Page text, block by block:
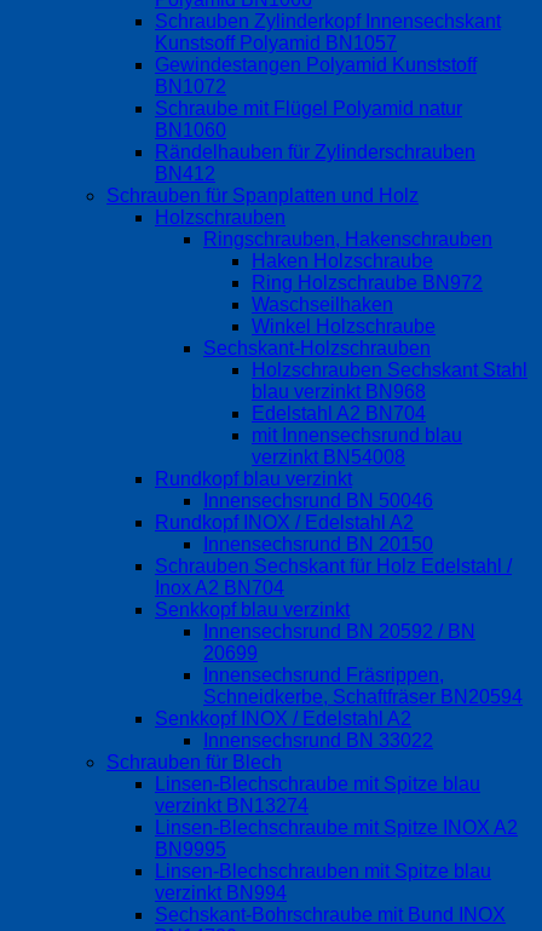
Schrauben Zylinderkopf Innensechskant
Kunstsoff Polyamid BN1057
Gewindestangen Polyamid Kunststoff
BN1072
Schraube mit Flügel Polyamid natur
BN1060
Rändelhauben für Zylinderschrauben
BN412
Schrauben für Spanplatten und Holz
Holzschrauben
Ringschrauben, Hakenschrauben
Haken Holzschraube
Ring Holzschraube BN972
Waschseilhaken
Winkel Holzschraube
Sechskant-Holzschrauben
Holzschrauben Sechskant Stahl
blau verzinkt BN968
Edelstahl A2 BN704
mit Innensechsrund blau
verzinkt BN54008
Rundkopf blau verzinkt
Innensechsrund BN 50046
Rundkopf INOX / Edelstahl A2
Innensechsrund BN 20150
Schrauben Sechskant für Holz Edelstahl /
Inox A2 BN704
Senkkopf blau verzinkt
Innensechsrund BN 20592 / BN
20699
Innensechsrund Fräsrippen,
Schneidkerbe, Schaftfräser BN20594
Senkkopf INOX / Edelstahl A2
Innensechsrund BN 33022
Schrauben für Blech
Linsen-Blechschraube mit Spitze blau
verzinkt BN13274
Linsen-Blechschraube mit Spitze INOX A2
BN9995
Linsen-Blechschrauben mit Spitze blau
verzinkt BN994
Sechskant-Bohrschraube mit Bund INOX